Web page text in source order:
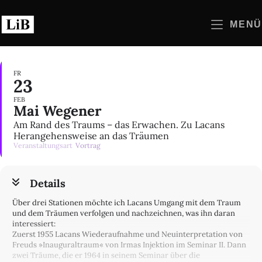
Inhalt
springen
MENÜ
FR
23
FEB
Mai Wegener
Am Rand des Traums – das Erwachen. Zu Lacans
Herangehensweise an das Träumen
Veranstaltungsart Vortrag
Details
Über drei Stationen möchte ich Lacans Umgang mit dem Traum
und dem Träumen verfolgen und nachzeichnen, was ihn daran
interessiert:
Zuerst 1955 Lacans Wiederaufnahme und Neuinterpretation von
Freuds »Inauguraltraum« von Irmas Injektion im Seminar II. Dann
zwei Träume, die er 1964 in seinem Seminar über die